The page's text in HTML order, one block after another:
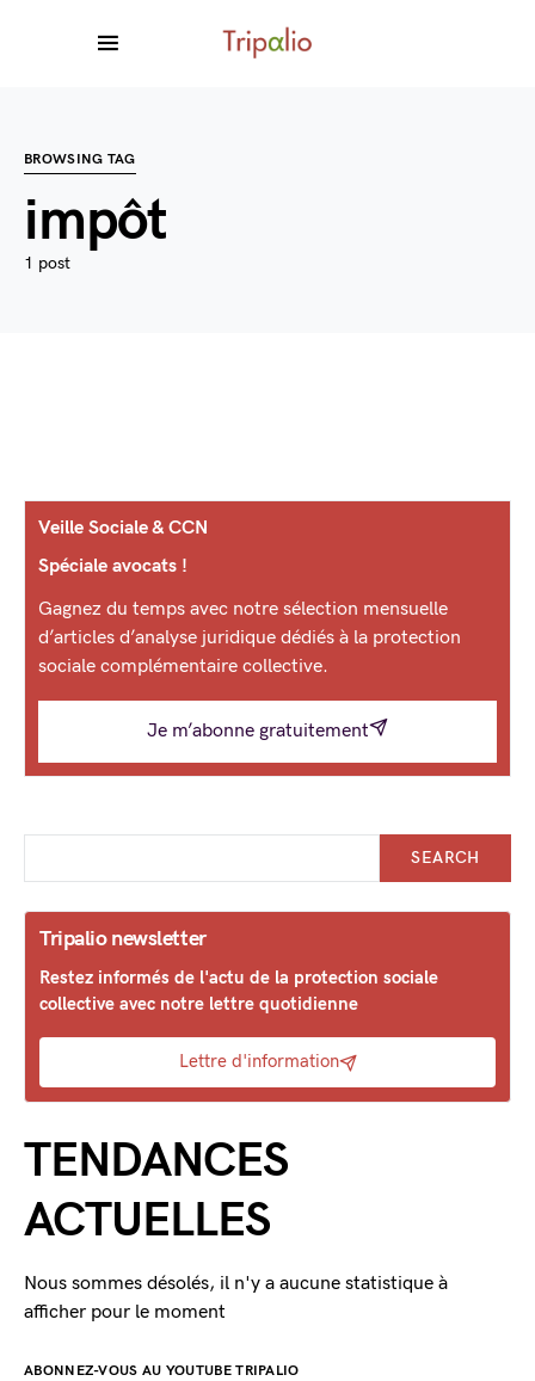
BROWSING TAG
impôt
1 post
Veille Sociale & CCN
Spéciale avocats !
Gagnez du temps avec notre sélection mensuelle
d’articles d’analyse juridique dédiés à la protection
sociale complémentaire collective.
Je m’abonne gratuitement
SEARCH
Tripalio newsletter
Restez informés de l'actu de la protection sociale
collective avec notre lettre quotidienne
Lettre d'information
TENDANCES
ACTUELLES
Nous sommes désolés, il n'y a aucune statistique à
afficher pour le moment
ABONNEZ-VOUS AU YOUTUBE TRIPALIO